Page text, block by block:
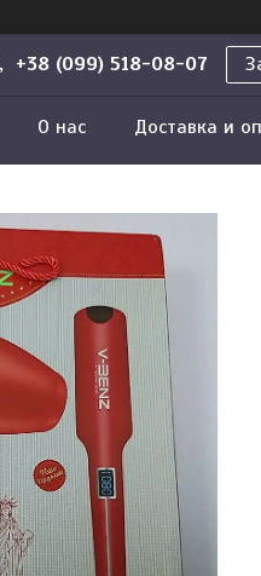
+38 (099) 518-08-07
О нас Доставка и